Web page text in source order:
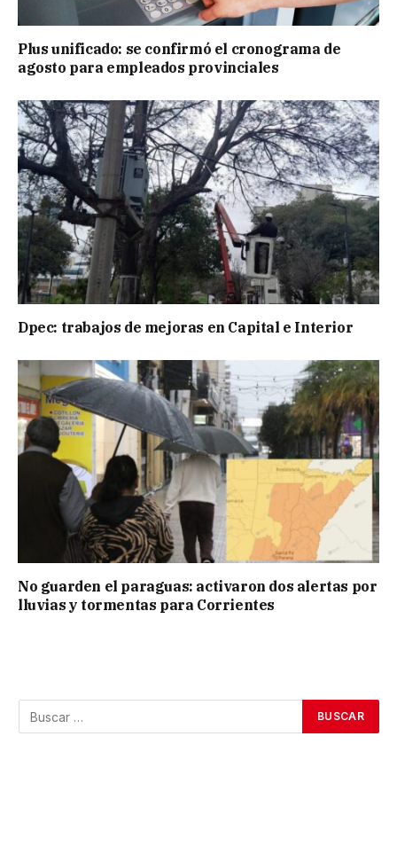
Plus unificado: se confirmó el cronograma de
agosto para empleados provinciales
Dpec: trabajos de mejoras en Capital e Interior
No guarden el paraguas: activaron dos alertas por
lluvias y tormentas para Corrientes